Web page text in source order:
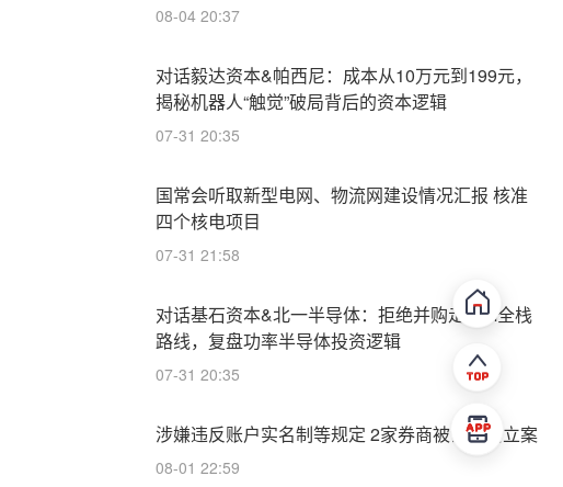
08-04 20:37
对话毅达资本&帕西尼：成本从10万元到199元，
揭秘机器人“触觉”破局背后的资本逻辑
07-31 20:35
国常会听取新型电网、物流网建设情况汇报 核准
四个核电项目
07-31 21:58
对话基石资本&北一半导体：拒绝并购走IDM全栈
路线，复盘功率半导体投资逻辑
07-31 20:35
涉嫌违反账户实名制等规定 2家券商被证监会立案
08-01 22:59